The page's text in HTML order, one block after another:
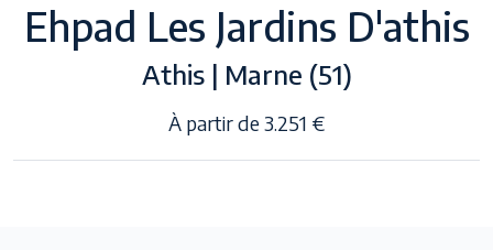
Ehpad Les Jardins D'athis
Athis | Marne (51)
À partir de 3.251 €